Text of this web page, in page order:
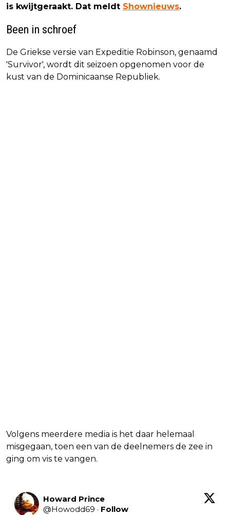
is kwijtgeraakt. Dat meldt Shownieuws.
Been in schroef
De Griekse versie van Expeditie Robinson, genaamd
'Survivor', wordt dit seizoen opgenomen voor de
kust van de Dominicaanse Republiek.
Volgens meerdere media is het daar helemaal
misgegaan, toen een van de deelnemers de zee in
ging om vis te vangen.
Howard Prince
@Howodd69 · Follow